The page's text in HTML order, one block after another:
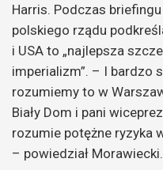
Harris. Podczas
polskiego rządu
i USA to „najlepsza
imperializm”. – I bardzo
rozumiemy to w
Biały Dom i pani
rozumie potężne ryzyka
– powiedział Morawiecki.